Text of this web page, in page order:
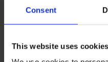
Consent
This website uses cookies